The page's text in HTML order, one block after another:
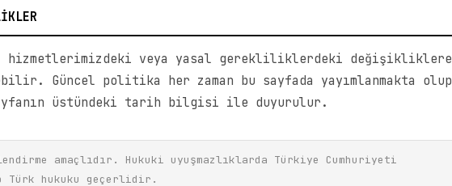
veya yasal gerekliliklerdeki değişikliklere
Güncel politika her zaman bu sayfada yayımlanmakta olup
üstündeki tarih bilgisi ile duyurulur.
amaçlıdır. Hukuki uyuşmazlıklarda Türkiye Cumhuriyeti
Türk hukuku geçerlidir.